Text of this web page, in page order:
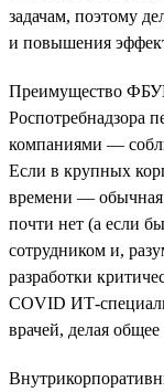
задачам, поэтому
и повышения
Преимущество
Роспотребнадзора
компаниями —
Если в крупных
времени — обычная
почти нет (а если
сотрудником и,
разработки
COVID ИТ-
врачей, делая